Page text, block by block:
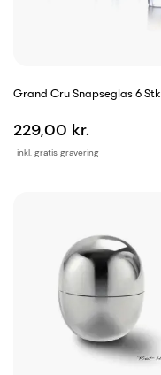
Grand Cru Snapseglas 6 Stk
inkl. gratis gravering
229,00 kr.